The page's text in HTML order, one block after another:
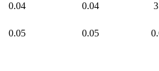
0.04 0.04
0.05 0.05